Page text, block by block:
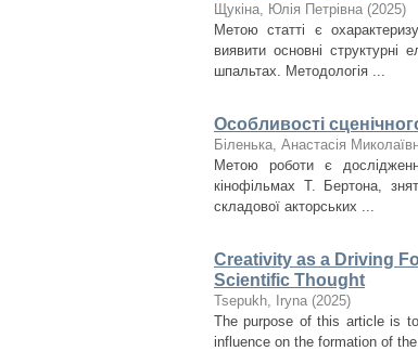
Щукіна, Юлія Петрівна (2025)
Метою статті є
виявити основні структурні
шпальтах. Методологія ...
Особливості
Біленька, Анастасія
Метою роботи є
кінофільмах Т. Бертона,
складової акторських ...
Creativity as a Driving
Scientific Thought
Tsepukh, Iryna (2025)
The purpose of this article is
influence on the formation of